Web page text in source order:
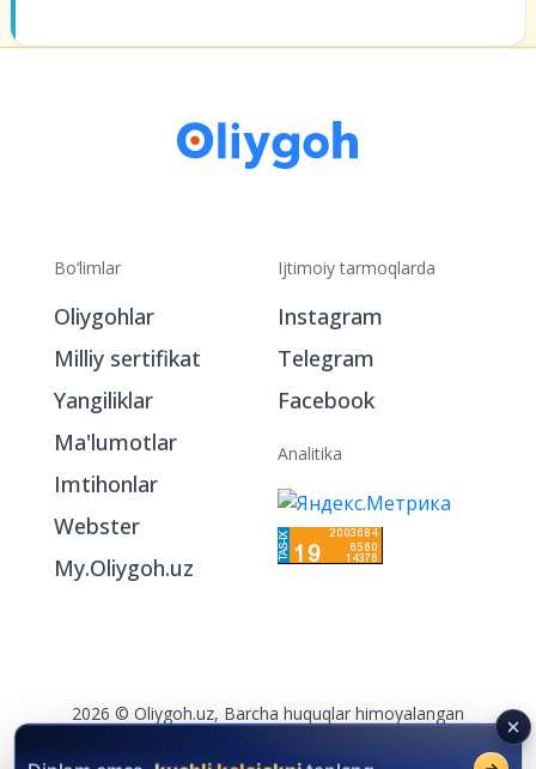
Bo‘limlar
Oliygohlar
Milliy sertifikat
Yangiliklar
Ma'lumotlar
Imtihonlar
Webster
My.Oliygoh.uz
Ijtimoiy tarmoqlarda
Instagram
Telegram
Facebook
Analitika
2026 © Oliygoh.uz, Barcha huquqlar himoyalangan